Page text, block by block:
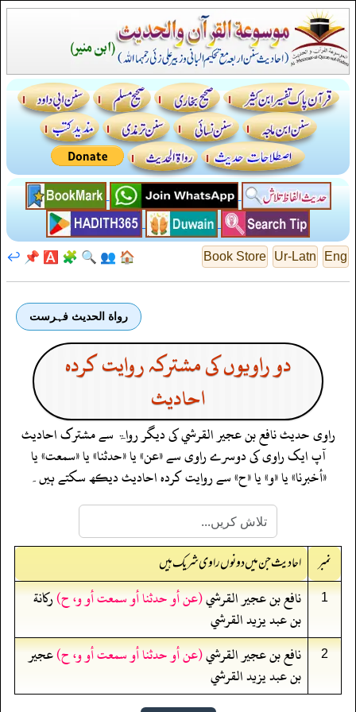
Eng
Ur-Latn
Book Store
🏠
👥
🔍
🧩
🅰️
📌
↩️
رواة الحديث فہرست
دو راویوں کی مشترکہ روایت کردہ
احادیث
راوی حدیثنافع بن عجير القرشيکی دیگر رواۃ سے مشترک احادیث
آپ ایک راوی کی دوسرے راوی سے «عن» یا «حدثنا» یا «سمعت» یا
«أخبرنا» یا «و» یا «ح» سے روایت کردہ احادیث دیکھ سکتے ہیں۔
نمبر احادیث جن میں دونوں راوی شریک ہیں
1 نافع بن عجير القرشي(عن أو حدثنا أو سمعت أو و، ح)ركانة
بن عبد يزيد القرشي
2 نافع بن عجير القرشي(عن أو حدثنا أو سمعت أو و، ح)عجير
بن عبد يزيد القرشي